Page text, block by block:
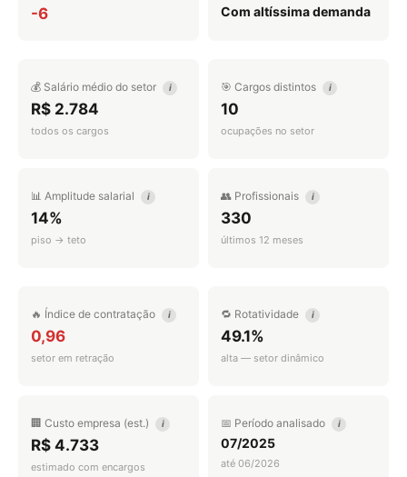
-6 Com altíssima demanda
💰 Salário médio do setor i
R$ 2.784
todos os cargos
🎯 Cargos distintos i
10
ocupações no setor
📊 Amplitude salarial i
14%
piso → teto
👥 Profissionais i
330
últimos 12 meses
🔥 Índice de contratação i
0,96
setor em retração
🔁 Rotatividade i
49.1%
alta — setor dinâmico
🏢 Custo empresa (est.) i
R$ 4.733
estimado com encargos
📅 Período analisado i
07/2025
até 06/2026